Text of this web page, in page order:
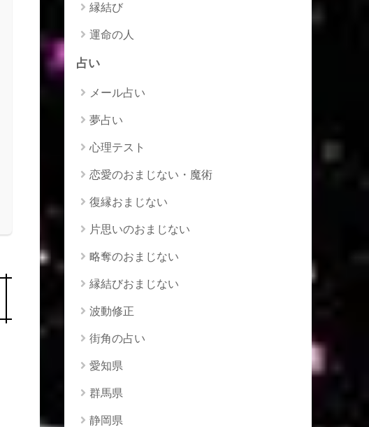
縁結び
運命の人
占い
メール占い
夢占い
心理テスト
恋愛のおまじない・魔術
復縁おまじない
片思いのおまじない
略奪のおまじない
縁結びおまじない
波動修正
街角の占い
愛知県
群馬県
静岡県